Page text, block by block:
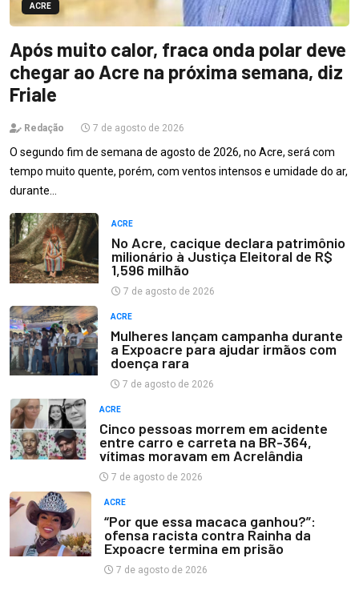
ACRE
Após muito calor, fraca onda polar deve
chegar ao Acre na próxima semana, diz
Friale
Redação 7 de agosto de 2026
O segundo fim de semana de agosto de 2026, no Acre, será com
tempo muito quente, porém, com ventos intensos e umidade do ar,
durante…
ACRE
No Acre, cacique declara patrimônio
milionário à Justiça Eleitoral de R$
1,596 milhão
7 de agosto de 2026
ACRE
Mulheres lançam campanha durante
a Expoacre para ajudar irmãos com
doença rara
7 de agosto de 2026
ACRE
Cinco pessoas morrem em acidente
entre carro e carreta na BR-364,
vítimas moravam em Acrelândia
7 de agosto de 2026
ACRE
“Por que essa macaca ganhou?”:
ofensa racista contra Rainha da
Expoacre termina em prisão
7 de agosto de 2026